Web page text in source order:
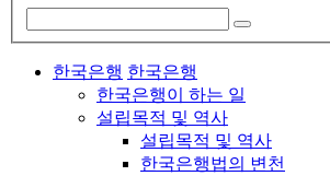
한국은행 한국은행
한국은행이 하는 일
설립목적 및 역사
설립목적 및 역사
한국은행법의 변천